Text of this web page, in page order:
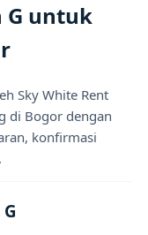
G untuk
Sky White Rent
di Bogor dengan
konfirmasi